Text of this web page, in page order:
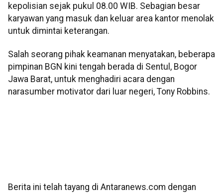
kepolisian sejak pukul 08.00 WIB. Sebagian besar
karyawan yang masuk dan keluar area kantor menolak
untuk dimintai keterangan.
Salah seorang pihak keamanan menyatakan, beberapa
pimpinan BGN kini tengah berada di Sentul, Bogor
Jawa Barat, untuk menghadiri acara dengan
narasumber motivator dari luar negeri, Tony Robbins.
Berita ini telah tayang di Antaranews.com dengan